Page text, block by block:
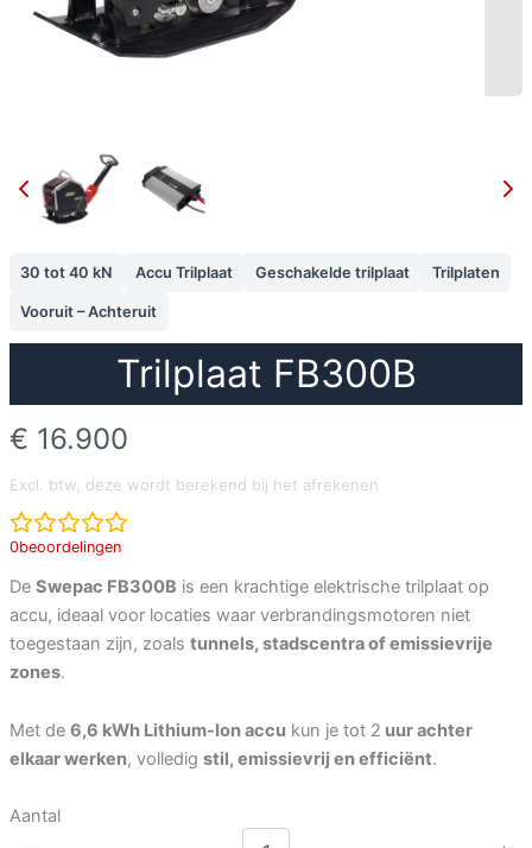
30 tot 40 kN Accu Trilplaat Geschakelde trilplaat Trilplaten
Vooruit – Achteruit
Trilplaat FB300B
N
u
€ 16.900
Excl. btw, deze wordt berekend bij het afrekenen
0beoordelingen
De Swepac FB300B is een krachtige elektrische trilplaat op
accu, ideaal voor locaties waar verbrandingsmotoren niet
toegestaan zijn, zoals tunnels, stadscentra of emissievrije
zones.
Met de 6,6 kWh Lithium-Ion accu kun je tot 2 uur achter
elkaar werken, volledig stil, emissievrij en efficiënt.
Aantal